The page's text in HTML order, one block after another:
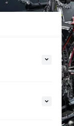
refine list, press